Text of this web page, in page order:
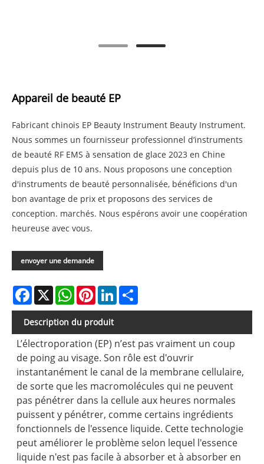
Appareil de beauté EP
Fabricant chinois EP Beauty Instrument Beauty Instrument.
Nous sommes un fournisseur professionnel d’instruments
de beauté RF EMS à sensation de glace 2023 en Chine
depuis plus de 10 ans. Nous proposons une conception
d'instruments de beauté personnalisée, bénéficions d'un
bon avantage de prix et proposons des services de
conception. marchés. Nous espérons avoir une coopération
heureuse avec vous.
envoyer une demande
Facebook
X WhatsAppPinterestLinkedIn
Description du produit
L’électroporation (EP) n’est pas vraiment un coup
de poing au visage. Son rôle est d'ouvrir
instantanément le canal de la membrane cellulaire,
de sorte que les macromolécules qui ne peuvent
pas pénétrer dans la cellule aux heures normales
puissent y pénétrer, comme certains ingrédients
fonctionnels de l'essence liquide. Cette technologie
peut améliorer le problème selon lequel l'essence
liquide n'est pas facile à absorber et à absorber en